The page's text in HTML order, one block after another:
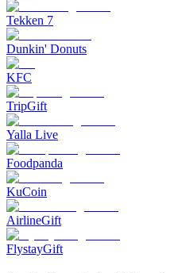
Tekken 7
Dunkin' Donuts
KFC
TripGift
Yalla Live
Foodpanda
KuCoin
AirlineGift
FlystayGift